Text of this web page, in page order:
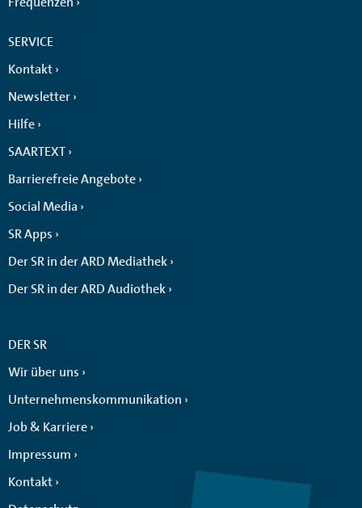
SERVICE
Kontakt
Newsletter
Hilfe
SAARTEXT
Barrierefreie Angebote
Social Media
SR Apps
Der SR in der ARD Mediathek
Der SR in der ARD Audiothek
DER SR
Wir über uns
Unternehmenskommunikation
Job & Karriere
Impressum
Kontakt